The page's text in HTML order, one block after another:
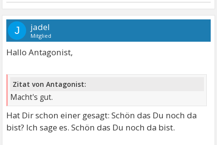
J jadel
Mitglied
Hallo Antagonist,
Zitat von Antagonist:
Macht's gut.
Hat Dir schon einer gesagt: Schön das Du noch da
bist? Ich sage es. Schön das Du noch da bist.